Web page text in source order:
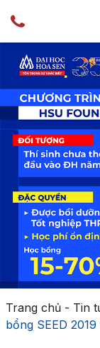
Trang chủ- Tin
bổng SEED